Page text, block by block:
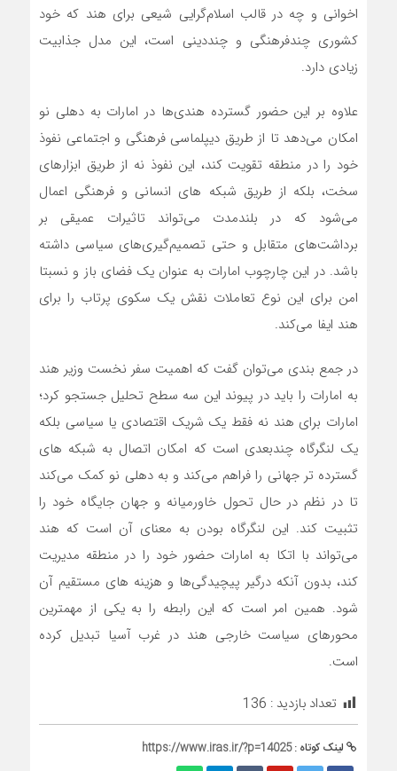
اخوانی و چه در قالب اسلام‌گرایی شیعی برای هند که خود
کشوری چندفرهنگی و چنددینی است، این مدل جذابیت
زیادی دارد.
علاوه بر این حضور گسترده هندی‌ها در امارات به دهلی نو
امکان می‌دهد تا از طریق دیپلماسی فرهنگی و اجتماعی نفوذ
خود را در منطقه تقویت کند، این نفوذ نه از طریق ابزارهای
سخت، بلکه از طریق شبکه های انسانی و فرهنگی اعمال
می‌شود که در بلندمدت می‌تواند تاثیرات عمیقی بر
برداشت‌های متقابل و حتی تصمیم‌گیری‌های سیاسی داشته
باشد. در این چارچوب امارات به عنوان یک فضای باز و نسبتا
امن برای این نوع تعاملات نقش یک سکوی پرتاب را برای
هند ایفا می‌کند.
در جمع بندی می‌توان گفت که اهمیت سفر نخست وزیر هند
به امارات را باید در پیوند این سه سطح تحلیل جستجو کرد؛
امارات برای هند نه فقط یک شریک اقتصادی یا سیاسی بلکه
یک لنگرگاه چندبعدی است که امکان اتصال به شبکه های
گسترده تر جهانی را فراهم می‌کند و به دهلی نو کمک می‌کند
تا در نظم در حال تحول خاورمیانه و جهان جایگاه خود را
تثبیت کند. این لنگرگاه بودن به معنای آن است که هند
می‌تواند با اتکا به امارات حضور خود را در منطقه مدیریت
کند، بدون آنکه درگیر پیچیدگی‌ها و هزینه های مستقیم آن
شود. همین امر است که این رابطه را به یکی از مهمترین
محورهای سیاست خارجی هند در غرب آسیا تبدیل کرده
است.
تعداد بازدید : 136
لینک کوتاه :https://www.iras.ir/?p=14025